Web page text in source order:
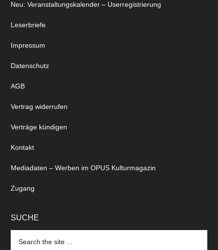
Neu: Veranstaltungskalender – Userregistrierung
Leserbriefe
Impressum
Datenschutz
AGB
Vertrag widerrufen
Verträge kündigen
Kontakt
Mediadaten – Werben im OPUS Kulturmagazin
Zugang
SUCHE
the